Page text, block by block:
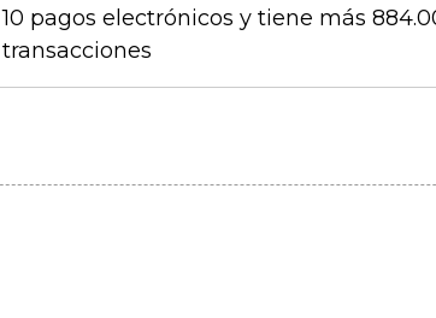
10 pagos electrónicos y tiene más
transacciones